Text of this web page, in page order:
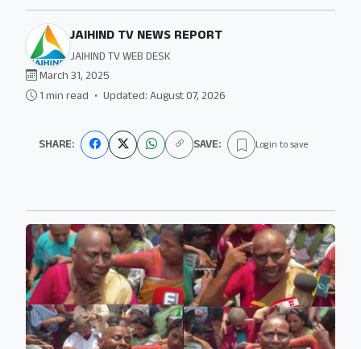
JAIHIND TV NEWS REPORT
JAIHIND TV WEB DESK
March 31, 2025
1 min read • Updated: August 07, 2026
SHARE: SAVE: Login to save